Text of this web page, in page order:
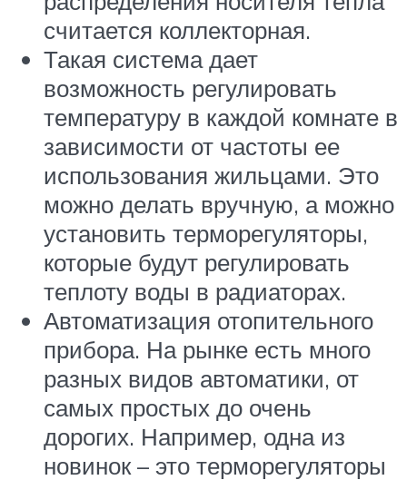
считается коллекторная.
Такая система дает
возможность регулировать
температуру в каждой комнате в
зависимости от частоты ее
использования жильцами. Это
можно делать вручную, а можно
установить терморегуляторы,
которые будут регулировать
теплоту воды в радиаторах.
Автоматизация отопительного
прибора. На рынке есть много
разных видов автоматики, от
самых простых до очень
дорогих. Например, одна из
новинок – это терморегуляторы